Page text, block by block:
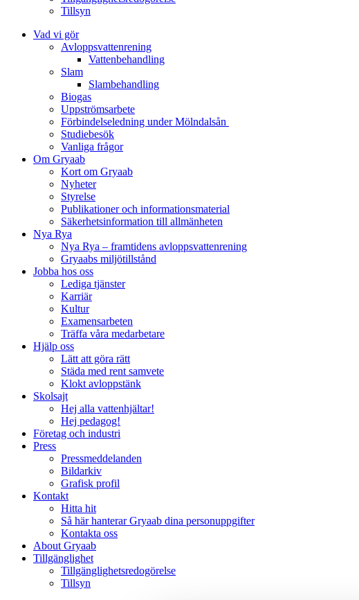
Tillsyn
Vad vi gör
Avloppsvattenrening
Vatten­behandling
Slam
Slambehandling
Biogas
Uppströmsarbete
Förbindelseledning under Mölndalsån
Studiebesök
Vanliga frågor
Om Gryaab
Kort om Gryaab
Nyheter
Styrelse
Publikationer och informationsmaterial
Säkerhetsinformation till allmänheten
Nya Rya
Nya Rya – framtidens avloppsvattenrening
Gryaabs miljötillstånd
Jobba hos oss
Lediga tjänster
Karriär
Kultur
Examensarbeten
Träffa våra medarbetare
Hjälp oss
Lätt att göra rätt
Städa med rent samvete
Klokt avloppstänk
Skolsajt
Hej alla vattenhjältar!
Hej pedagog!
Företag och industri
Press
Pressmeddelanden
Bildarkiv
Grafisk profil
Kontakt
Hitta hit
Så här hanterar Gryaab dina personuppgifter
Kontakta oss
About Gryaab
Tillgänglighet
Tillgänglighetsredogörelse
Tillsyn